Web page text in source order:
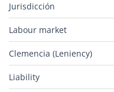
Jurisdicción
Labour market
Clemencia (Leniency)
Liability